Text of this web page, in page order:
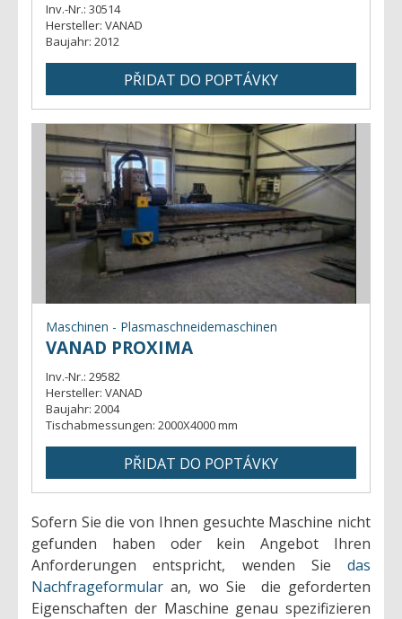
Inv.-Nr.: 30514
Hersteller: VANAD
Baujahr: 2012
Maschinen - Plasmaschneidemaschinen
VANAD PROXIMA
Inv.-Nr.: 29582
Hersteller: VANAD
Baujahr: 2004
Tischabmessungen: 2000X4000 mm
Sofern Sie die von Ihnen gesuchte Maschine nicht
gefunden haben oder kein Angebot Ihren
Anforderungen entspricht, wenden Sie das
Nachfrageformular an, wo Sie die geforderten
Eigenschaften der Maschine genau spezifizieren